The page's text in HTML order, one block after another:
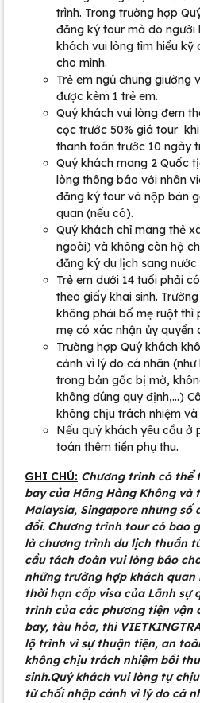
trình. Trong trường hợp
đăng ký tour mà do người
khách vui lòng tìm hiểu kỹ
cho mình.
Trẻ em ngủ chung giường
được kèm 1 trẻ em.
Quý khách vui lòng đem
cọc trước 50% giá tour
thanh toán trước 10 ngày
Quý khách mang 2 Quốc
lòng thông báo với nhân
đăng ký tour và nộp bản
quan (nếu có).
Quý khách chỉ mang thẻ
ngoài) và không còn hộ
đăng ký du lịch sang nước
Trẻ em dưới 14 tuổi phải
theo giấy khai sinh.
không phải bố mẹ ruột thì
mẹ có xác nhận ủy quyền
Trường hợp Quý khách
cảnh vì lý do cá nhân
trong bản gốc bị mờ,
không đúng quy định,…)
không chịu trách nhiệm
Nếu quý khách yêu cầu ở
toán thêm tiền phụ thu.
GHI CHÚ: Chương trình có thể
bay của Hãng Hàng Không và
Malaysia, Singapore nhưng
đổi. Chương trình tour có bao
là chương trình du lịch thuần
cầu tách đoàn vui lòng báo
những trường hợp khách
thời hạn cấp visa của Lãnh sự
trình của các phương tiện vận
bay, tàu hỏa, thì
lộ trình vì sự thuận tiện, an
không chịu trách nhiệm bồi
sinh.Quý khách vui lòng tự
từ chối nhập cảnh vì lý do cá